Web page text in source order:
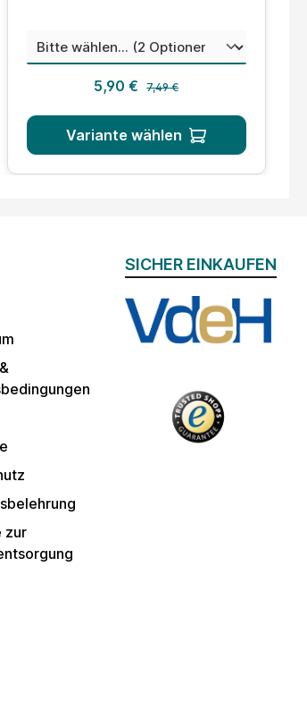
Mischungsverhältnis
Verkaufspreis:
5,90 € Regulärer Preis:
7,49 €
Variante wählen
zur
SICHER EINKAUFEN